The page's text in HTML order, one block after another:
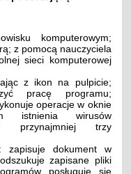
komputerowym;
z pomocą nauczyciela
sieci komputerowej
z ikon na pulpicie;
pracę programu;
operacje w oknie
istnienia wirusów
przynajmniej trzy
zapisuje dokument w
zapisane pliki
posługuje się